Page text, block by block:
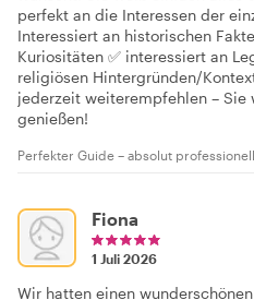
perfekt an die Interessen der
Interessiert an historischen
Kuriositäten ✅ interessiert an
religiösen Hintergründen/
jederzeit weiterempfehlen – Sie
genießen!
Perfekter Guide – absolut
Fiona
1 Juli 2026
Wir hatten einen